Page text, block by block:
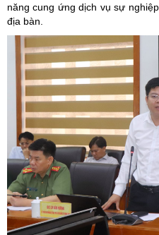
năng cung ứng dịch vụ sự
địa bàn.